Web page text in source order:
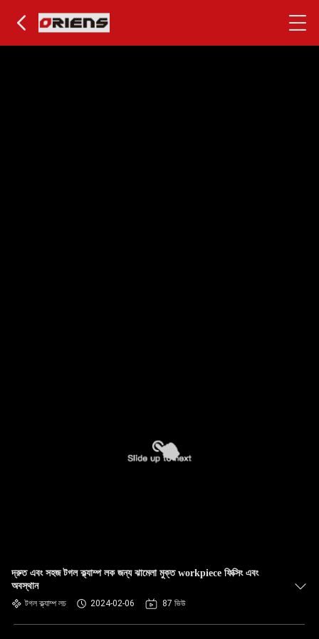
দ্রুত এবং সহজ টগল ক্ল্যাম্প লক জন্য ঝামেলা মুক্ত workpiece ফিক্সিং এবং
অবস্থান
টগল ক্ল্যাম্প লচ 2024-02-06 87 ভিউ